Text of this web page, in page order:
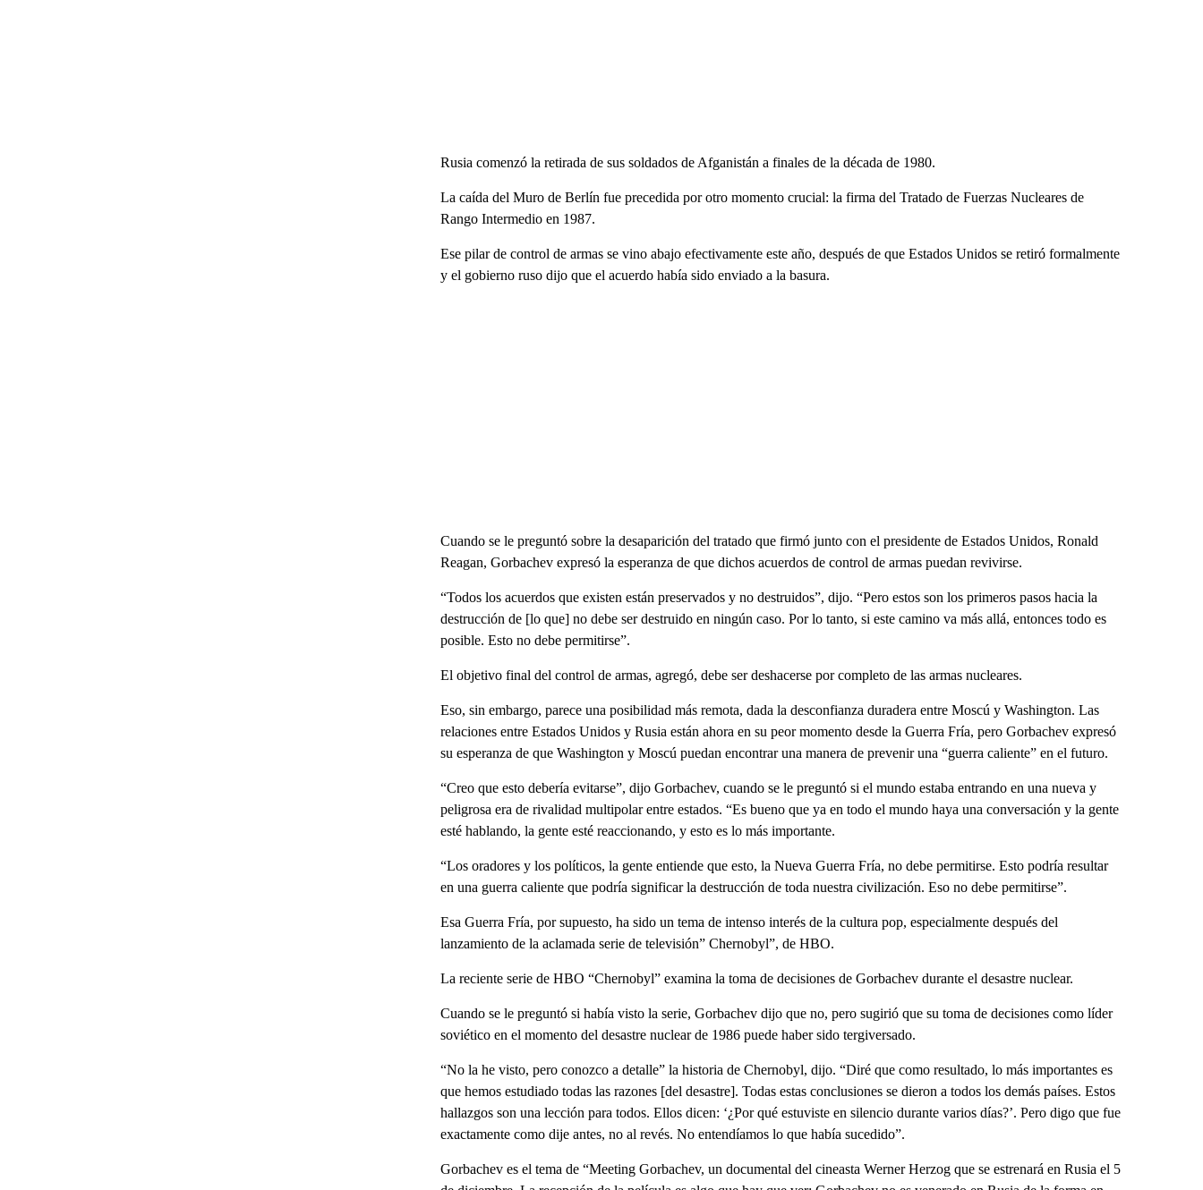
Rusia comenzó la retirada de sus soldados de Afganistán a finales de la década de 1980.
La caída del Muro de Berlín fue precedida por otro momento crucial: la firma del Tratado de Fuerzas Nucleares de
Rango Intermedio en 1987.
Ese pilar de control de armas se vino abajo efectivamente este año, después de que Estados Unidos se retiró formalmente
y el gobierno ruso dijo que el acuerdo había sido enviado a la basura.
Cuando se le preguntó sobre la desaparición del tratado que firmó junto con el presidente de Estados Unidos, Ronald
Reagan, Gorbachev expresó la esperanza de que dichos acuerdos de control de armas puedan revivirse.
“Todos los acuerdos que existen están preservados y no destruidos”, dijo. “Pero estos son los primeros pasos hacia la
destrucción de [lo que] no debe ser destruido en ningún caso. Por lo tanto, si este camino va más allá, entonces todo es
posible. Esto no debe permitirse”.
El objetivo final del control de armas, agregó, debe ser deshacerse por completo de las armas nucleares.
Eso, sin embargo, parece una posibilidad más remota, dada la desconfianza duradera entre Moscú y Washington. Las
relaciones entre Estados Unidos y Rusia están ahora en su peor momento desde la Guerra Fría, pero Gorbachev expresó
su esperanza de que Washington y Moscú puedan encontrar una manera de prevenir una “guerra caliente” en el futuro.
“Creo que esto debería evitarse”, dijo Gorbachev, cuando se le preguntó si el mundo estaba entrando en una nueva y
peligrosa era de rivalidad multipolar entre estados. “Es bueno que ya en todo el mundo haya una conversación y la gente
esté hablando, la gente esté reaccionando, y esto es lo más importante.
“Los oradores y los políticos, la gente entiende que esto, la Nueva Guerra Fría, no debe permitirse. Esto podría resultar
en una guerra caliente que podría significar la destrucción de toda nuestra civilización. Eso no debe permitirse”.
Esa Guerra Fría, por supuesto, ha sido un tema de intenso interés de la cultura pop, especialmente después del
lanzamiento de la aclamada serie de televisión” Chernobyl”, de HBO.
La reciente serie de HBO “Chernobyl” examina la toma de decisiones de Gorbachev durante el desastre nuclear.
Cuando se le preguntó si había visto la serie, Gorbachev dijo que no, pero sugirió que su toma de decisiones como líder
soviético en el momento del desastre nuclear de 1986 puede haber sido tergiversado.
“No la he visto, pero conozco a detalle” la historia de Chernobyl, dijo. “Diré que como resultado, lo más importantes es
que hemos estudiado todas las razones [del desastre]. Todas estas conclusiones se dieron a todos los demás países. Estos
hallazgos son una lección para todos. Ellos dicen: ‘¿Por qué estuviste en silencio durante varios días?’. Pero digo que fue
exactamente como dije antes, no al revés. No entendíamos lo que había sucedido”.
Gorbachev es el tema de “Meeting Gorbachev, un documental del cineasta Werner Herzog que se estrenará en Rusia el 5